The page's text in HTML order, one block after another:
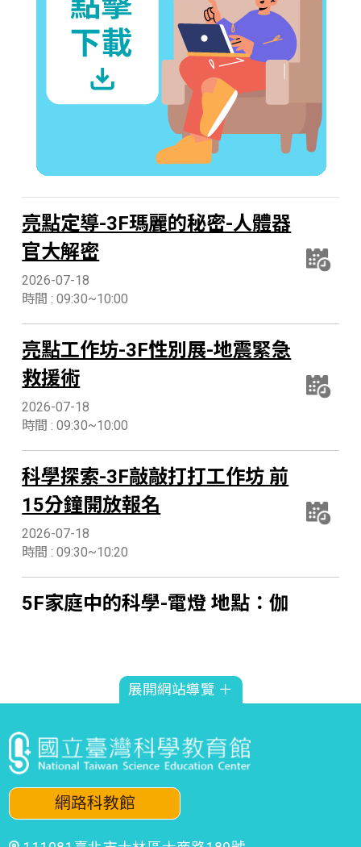
亮點定導-3F瑪麗的秘密-人體器
官大解密
2026-07-18
時間 : 09:30~10:00
亮點工作坊-3F性別展-地震緊急
救援術
2026-07-18
時間 : 09:30~10:00
科學探索-3F敲敲打打工作坊 前
15分鐘開放報名
2026-07-18
時間 : 09:30~10:20
5F家庭中的科學-電燈 地點：伽
時間 : 10:00~10:30
亮點工作坊-3F性別展-手術挑戰
2026-07-18
時間 : 10:00~10:30
展開網站導覽 ＋
網路科教館